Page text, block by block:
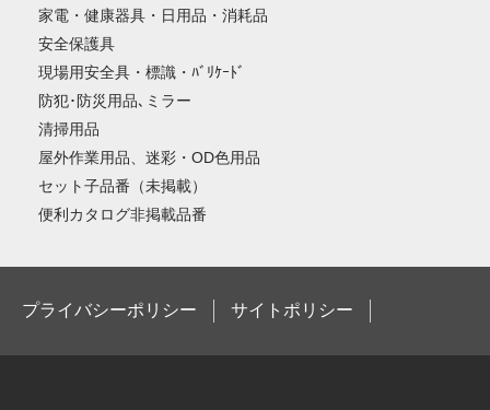
家電・健康器具・日用品・消耗品
安全保護具
現場用安全具・標識・ﾊﾞﾘｹｰﾄﾞ
防犯･防災用品､ミラー
清掃用品
屋外作業用品、迷彩・OD色用品
セット子品番（未掲載）
便利カタログ非掲載品番
プライバシーポリシー サイトポリシー